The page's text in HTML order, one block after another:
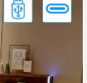
Hydraulisch